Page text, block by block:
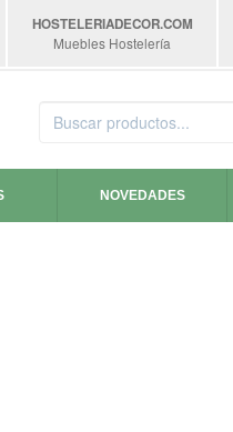
HOSTELERIADECOR.COM
Muebles Hostelería
NOVEDADES